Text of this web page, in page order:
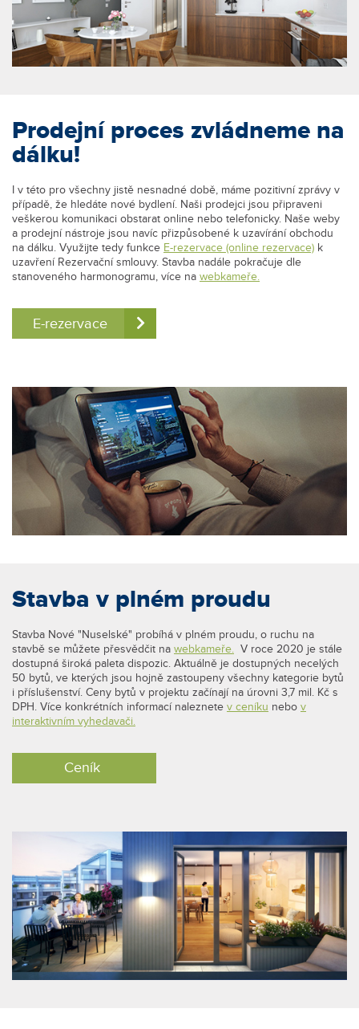
Prodejní proces zvládneme na
dálku!
I v této pro všechny jistě nesnadné době, máme pozitivní zprávy v
případě, že hledáte nové bydlení. Naši prodejci jsou připraveni
veškerou komunikaci obstarat online nebo telefonicky. Naše weby
a prodejní nástroje jsou navíc přizpůsobené k uzavírání obchodu
na dálku. Využijte tedy funkce E-rezervace (online rezervace) k
uzavření Rezervační smlouvy. Stavba nadále pokračuje dle
stanoveného harmonogramu, více na webkameře.
E-rezervace
Stavba v plném proudu
Stavba Nové "Nuselské" probíhá v plném proudu, o ruchu na
stavbě se můžete přesvědčit na webkameře. V roce 2020 je stále
dostupná široká paleta dispozic. Aktuálně je dostupných necelých
50 bytů, ve kterých jsou hojně zastoupeny všechny kategorie bytů
i příslušenství. Ceny bytů v projektu začínají na úrovni 3,7 mil. Kč s
DPH. Více konkrétních informací naleznete v ceníku nebo v
interaktivním vyhedavači.
Ceník